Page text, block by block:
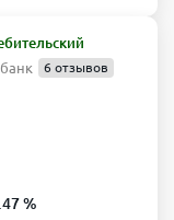
6 отзывов
%